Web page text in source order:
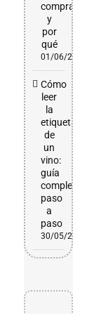
comprar
y
por
qué
01/06/2026
Cómo
leer
la
etiqueta
de
un
vino:
guía
completa
paso
a
paso
30/05/2026